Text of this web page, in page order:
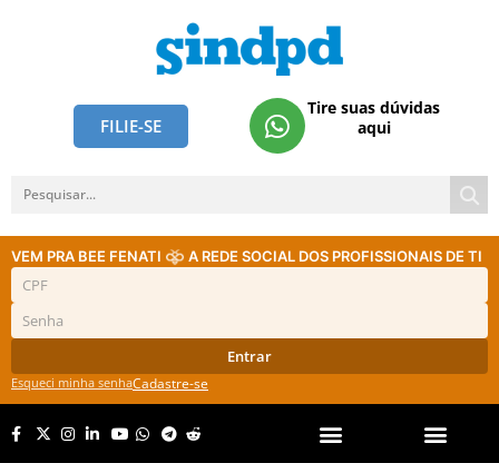
FILIE-SE
Tire suas dúvidas
aqui
VEM PRA BEE FENATI A REDE SOCIAL DOS PROFISSIONAIS DE TI
Entrar
Esqueci minha senhaCadastre-se